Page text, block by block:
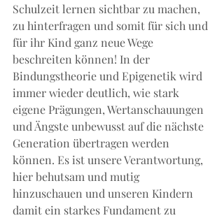
Schulzeit lernen sichtbar zu machen,
zu hinterfragen und somit für sich und
für ihr Kind ganz neue Wege
beschreiten können! In der
Bindungstheorie und Epigenetik wird
immer wieder deutlich, wie stark
eigene Prägungen, Wertanschauungen
und Ängste unbewusst auf die nächste
Generation übertragen werden
können. Es ist unsere Verantwortung,
hier behutsam und mutig
hinzuschauen und unseren Kindern
damit ein starkes Fundament zu